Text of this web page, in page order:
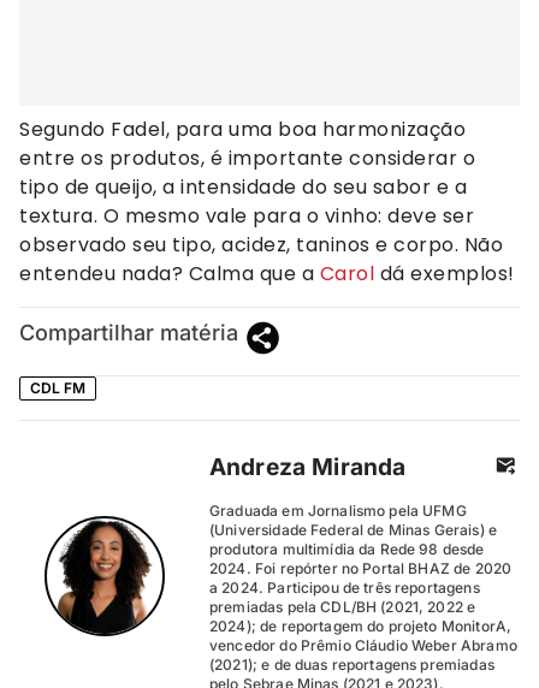
Segundo Fadel, para uma boa harmonização
entre os produtos, é importante considerar o
tipo de queijo, a intensidade do seu sabor e a
textura. O mesmo vale para o vinho: deve ser
observado seu tipo, acidez, taninos e corpo. Não
entendeu nada? Calma que a Carol dá exemplos!
Compartilhar matéria
CDL FM
Andreza Miranda
Graduada em Jornalismo pela UFMG
(Universidade Federal de Minas Gerais) e
produtora multimídia da Rede 98 desde
2024. Foi repórter no Portal BHAZ de 2020
a 2024. Participou de três reportagens
premiadas pela CDL/BH (2021, 2022 e
2024); de reportagem do projeto MonitorA,
vencedor do Prêmio Cláudio Weber Abramo
(2021); e de duas reportagens premiadas
pelo Sebrae Minas (2021 e 2023).